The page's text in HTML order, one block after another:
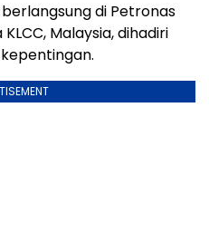
di Petronas
Malaysia, dihadiri